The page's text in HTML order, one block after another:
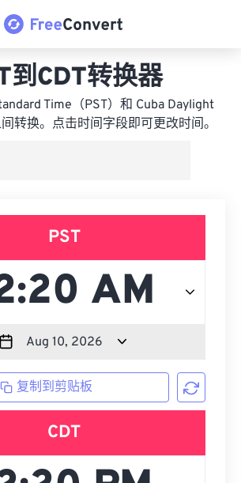
到CDT转换器
Time（PST）和 Cuba Daylight
转换。点击时间字段即可更改时间。
PST
复制到剪贴板
CDT